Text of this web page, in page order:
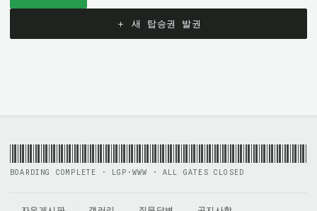
＋ 새 탑승권 발권
BOARDING COMPLETE · LGP·WWW · ALL GATES CLOSED